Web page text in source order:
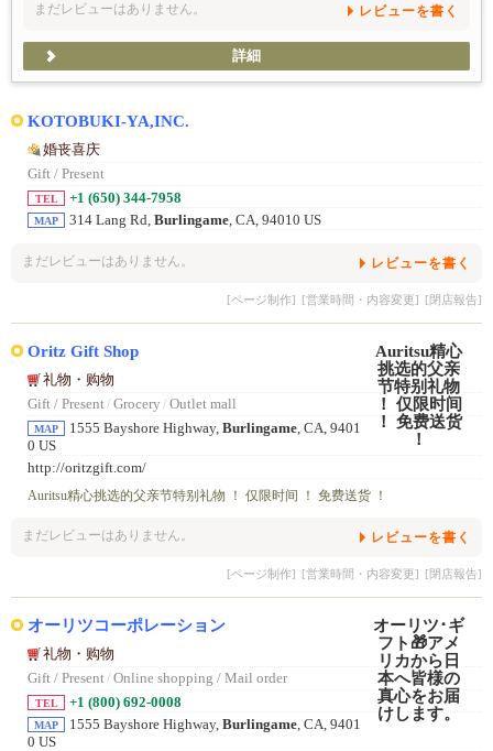
まだレビューはありません。 レビューを書く
詳細
KOTOBUKI-YA,INC.
婚丧喜庆
Gift / Present
TEL +1 (650) 344-7958
MAP 314 Lang Rd, Burlingame, CA, 94010 US
まだレビューはありません。 レビューを書く
[ページ制作] [営業時間・内容変更] [閉店報告]
Oritz Gift Shop
礼物・购物
Gift / Present/ Grocery / Outlet mall
MAP 1555 Bayshore Highway, Burlingame, CA, 9401
0 US
http://oritzgift.com/
Auritsu精心挑选的父亲节特别礼物 ！ 仅限时间 ！ 免费送货 ！
まだレビューはありません。 レビューを書く
[ページ制作] [営業時間・内容変更] [閉店報告]
オーリツコーポレーション
礼物・购物
Gift / Present/ Online shopping / Mail order
TEL +1 (800) 692-0008
MAP 1555 Bayshore Highway, Burlingame, CA, 9401
0 US